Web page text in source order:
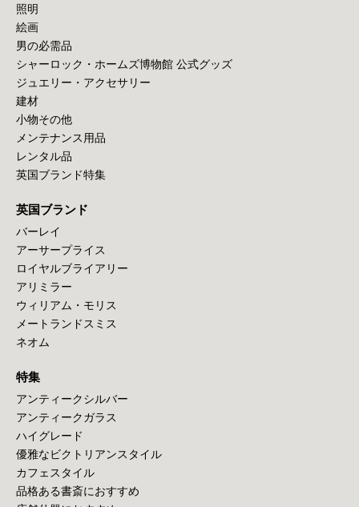
照明
絵画
男の必需品
シャーロック・ホームズ博物館 公式グッズ
ジュエリー・アクセサリー
建材
小物その他
メンテナンス用品
レンタル品
英国ブランド特集
英国ブランド
バーレイ
アーサープライス
ロイヤルブライアリー
アリミラー
ウィリアム・モリス
メートランドスミス
ネオム
特集
アンティークシルバー
アンティークガラス
ハイグレード
優雅なビクトリアンスタイル
カフェスタイル
品格ある書斎におすすめ